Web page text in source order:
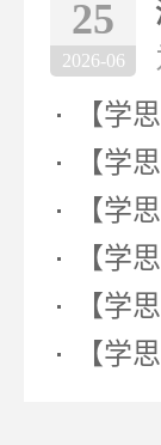
25
2026-06
【学
【学
【学
【学
【学
【学